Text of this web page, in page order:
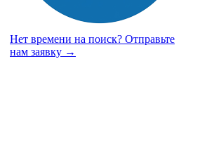
Нет времени на поиск? Отправьте
нам заявку →